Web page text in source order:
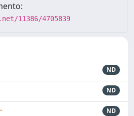
11386/4705839
ND
ND
ND